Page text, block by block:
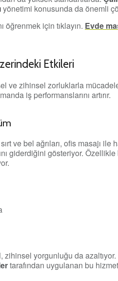
yönetimi konusunda da önemli
öğrenmek için tıklayın. Evde
Etkileri
ve zihinsel zorluklarla
iş performanslarını artırır.
ve bel ağrıları, ofis masajı ile
giderdiğini gösteriyor.
zihinsel yorgunluğu da
tarafından uygulanan bu